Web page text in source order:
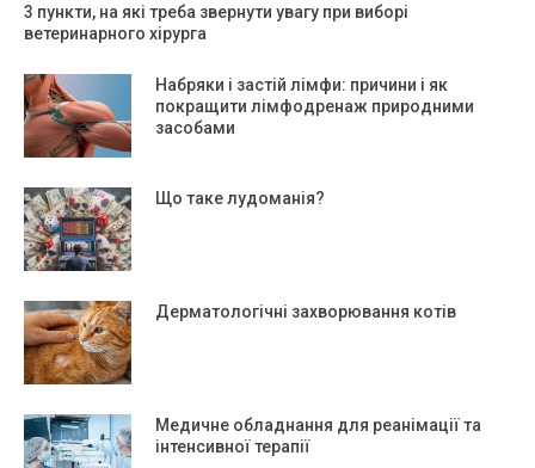
3 пункти, на які треба звернути увагу при виборі
ветеринарного хірурга
Набряки і застій лімфи: причини і як
покращити лімфодренаж природними
засобами
Що таке лудоманія?
Дерматологічні захворювання котів
Медичне обладнання для реанімації та
інтенсивної терапії